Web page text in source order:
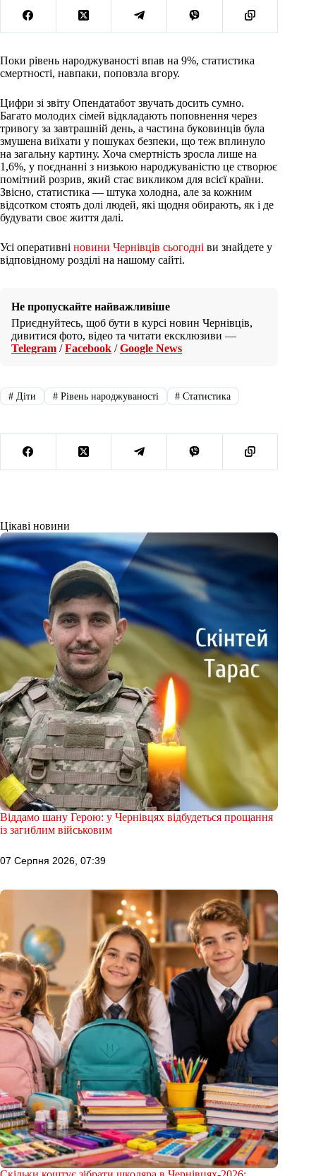
Поки рівень народжуваності впав на 9%, статистика
смертності, навпаки, поповзла вгору.
Цифри зі звіту Опендатабот звучать досить сумно.
Багато молодих сімей відкладають поповнення через
тривогу за завтрашній день, а частина буковинців була
змушена виїхати у пошуках безпеки, що теж вплинуло
на загальну картину. Хоча смертність зросла лише на
1,6%, у поєднанні з низькою народжуваністю це створює
помітний розрив, який стає викликом для всієї країни.
Звісно, статистика — штука холодна, але за кожним
відсотком стоять долі людей, які щодня обирають, як і де
будувати своє життя далі.
Усі оперативні новини Чернівців сьогодні ви знайдете у
відповідному розділі на нашому сайті.
Не пропускайте найважливіше
Приєднуйтесь, щоб бути в курсі новин Чернівців,
дивитися фото, відео та читати ексклюзиви —
Telegram /Facebook /Google News
#Діти #Рівень народжуваності # Статистика
Цікаві новини
Віддамо шану Герою: у Чернівцях відбудеться прощання
із загиблим військовим
07 Серпня 2026, 07:39